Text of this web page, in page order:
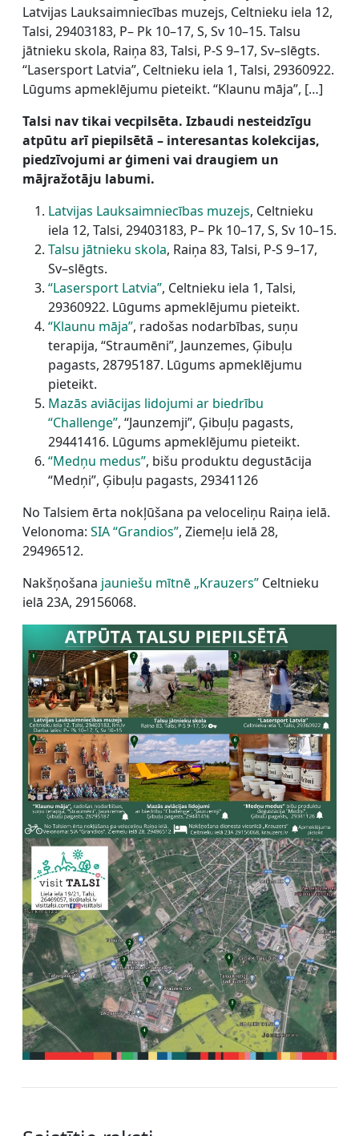
Latvijas Lauksaimniecības muzejs, Celtnieku iela 12,
Talsi, 29403183, P– Pk 10–17, S, Sv 10–15. Talsu
jātnieku skola, Raiņa 83, Talsi, P-S 9–17, Sv–slēgts.
“Lasersport Latvia”, Celtnieku iela 1, Talsi, 29360922.
Lūgums apmeklējumu pieteikt. “Klaunu māja”, […]
Talsi nav tikai vecpilsēta. Izbaudi nesteidzīgu
atpūtu arī piepilsētā – interesantas kolekcijas,
piedzīvojumi ar ģimeni vai draugiem un
mājražotāju labumi.
Latvijas Lauksaimniecības muzejs, Celtnieku
iela 12, Talsi, 29403183, P– Pk 10–17, S, Sv 10–15.
Talsu jātnieku skola, Raiņa 83, Talsi, P-S 9–17,
Sv–slēgts.
“Lasersport Latvia”, Celtnieku iela 1, Talsi,
29360922. Lūgums apmeklējumu pieteikt.
“Klaunu māja”, radošas nodarbības, suņu
terapija, “Straumēni”, Jaunzemes, Ģibuļu
pagasts, 28795187. Lūgums apmeklējumu
pieteikt.
Mazās aviācijas lidojumi ar biedrību
“Challenge”, “Jaunzemji”, Ģibuļu pagasts,
29441416. Lūgums apmeklējumu pieteikt.
“Medņu medus”, bišu produktu degustācija
“Medņi”, Ģibuļu pagasts, 29341126
No Talsiem ērta nokļūšana pa veloceliņu Raiņa ielā.
Velonoma: SIA “Grandios”, Ziemeļu ielā 28,
29496512.
Nakšņošana jauniešu mītnē „Krauzers” Celtnieku
ielā 23A, 29156068.